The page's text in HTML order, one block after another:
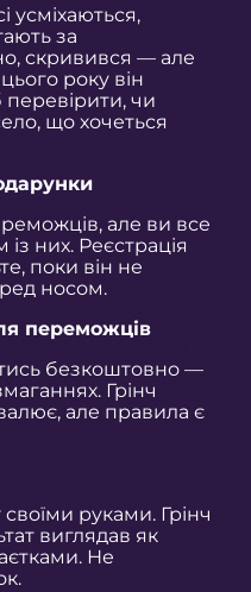
усміхаються,
за
скривився — але
року він
чи
що хочеться
але ви все
них. Реєстрація
поки він не
носом.
переможців
безкоштовно —
Грінч
але правила є
руками. Грінч
виглядав як
Не